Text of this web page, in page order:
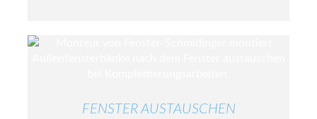
FENSTER AUSTAUSCHEN